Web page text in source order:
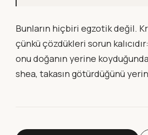
Bunların hiçbiri egzotik değil.
çünkü çözdükleri sorun
onu doğanın yerine
shea, takasın götürdüğünü